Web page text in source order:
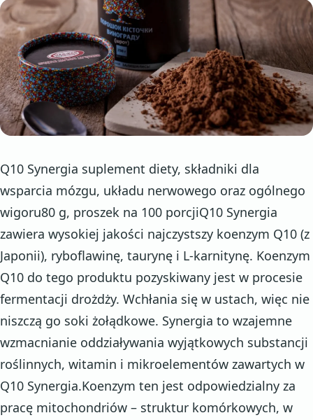
Q10 Synergia suplement diety, składniki dla
wsparcia mózgu, układu nerwowego oraz ogólnego
wigoru80 g, proszek na 100 porcjiQ10 Synergia
zawiera wysokiej jakości najczystszy koenzym Q10 (z
Japonii), ryboflawinę, taurynę i L-karnitynę. Koenzym
Q10 do tego produktu pozyskiwany jest w procesie
fermentacji drożdży. Wchłania się w ustach, więc nie
niszczą go soki żołądkowe. Synergia to wzajemne
wzmacnianie oddziaływania wyjątkowych substancji
roślinnych, witamin i mikroelementów zawartych w
Q10 Synergia.Koenzym ten jest odpowiedzialny za
pracę mitochondriów – struktur komórkowych, w